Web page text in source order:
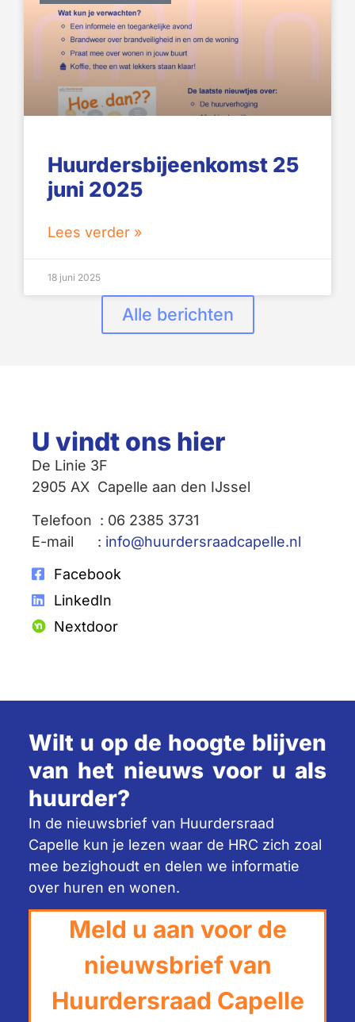
Huurdersbijeenkomst 25
juni 2025
Lees verder »
18 juni 2025
Alle berichten
U vindt ons hier
De Linie 3F
2905 AX Capelle aan den IJssel
Telefoon : 06 2385 3731
E-mail : info@huurdersraadcapelle.nl
Facebook
LinkedIn
Nextdoor
Wilt u op de hoogte blijven
van het nieuws voor u als
huurder?
In de nieuwsbrief van Huurdersraad
Capelle kun je lezen waar de HRC zich zoal
mee bezighoudt en delen we informatie
over huren en wonen.
Meld u aan voor de
nieuwsbrief van
Huurdersraad Capelle